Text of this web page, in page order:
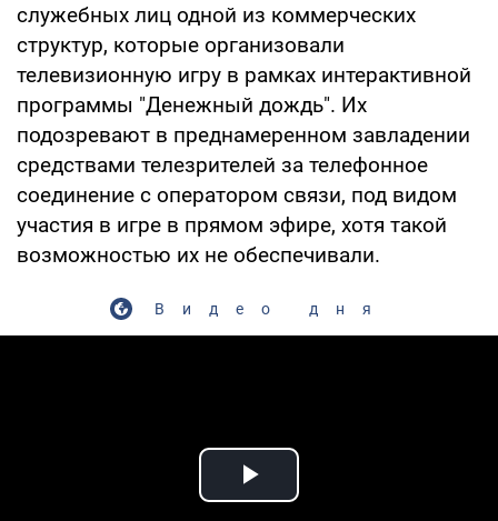
служебных лиц одной из коммерческих
структур, которые организовали
телевизионную игру в рамках интерактивной
программы "Денежный дождь". Их
подозревают в преднамеренном завладении
средствами телезрителей за телефонное
соединение с оператором связи, под видом
участия в игре в прямом эфире, хотя такой
возможностью их не обеспечивали.
Видео дня
Play Video